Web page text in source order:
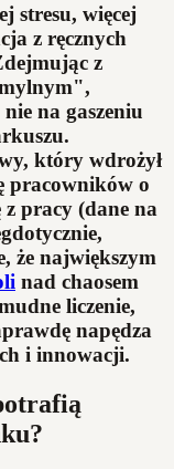
stresu, więcej
z ręcznych
z
na gaszeniu
który wdrożył
pracowników o
pracy (dane na
że największym
nad chaosem
liczenie,
napędza
i innowacji.